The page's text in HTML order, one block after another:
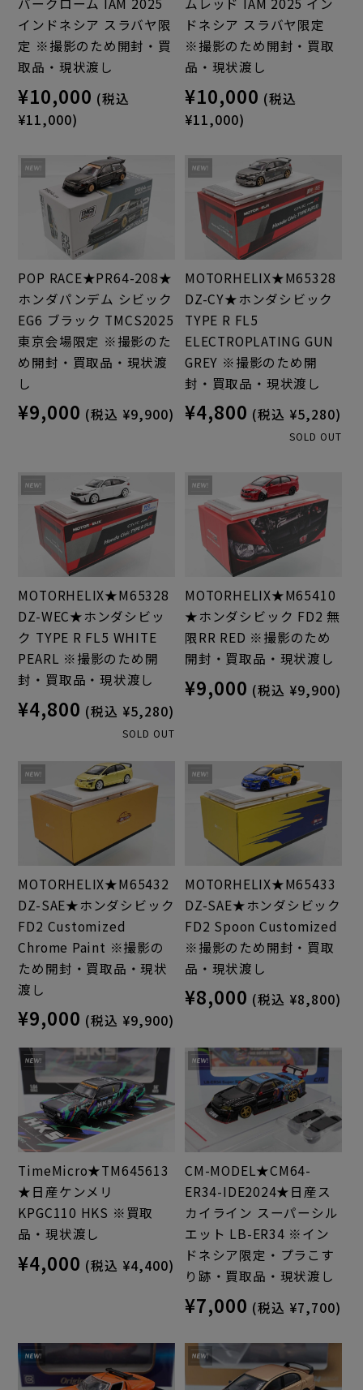
インドネシア スラバヤ限
定 ※撮影のため開封・買
取品・現状渡し
¥10,000 (税込
¥11,000)
ドネシア スラバヤ限定
※撮影のため開封・買取
品・現状渡し
¥10,000 (税込
¥11,000)
POP RACE★PR64-208★
ホンダパンデム シビック
EG6 ブラック TMCS2025
東京会場限定 ※撮影のた
め開封・買取品・現状渡
し
¥9,000 (税込 ¥9,900)
MOTORHELIX★M65328
DZ-CY★ホンダシビック
TYPE R FL5
ELECTROPLATING GUN
GREY ※撮影のため開
封・買取品・現状渡し
¥4,800 (税込 ¥5,280)
SOLD OUT
MOTORHELIX★M65328
DZ-WEC★ホンダシビッ
ク TYPE R FL5 WHITE
PEARL ※撮影のため開
封・買取品・現状渡し
¥4,800 (税込 ¥5,280)
SOLD OUT
MOTORHELIX★M65410
★ホンダシビック FD2 無
限RR RED ※撮影のため
開封・買取品・現状渡し
¥9,000 (税込 ¥9,900)
MOTORHELIX★M65432
DZ-SAE★ホンダシビック
FD2 Customized
Chrome Paint ※撮影の
ため開封・買取品・現状
渡し
¥9,000 (税込 ¥9,900)
MOTORHELIX★M65433
DZ-SAE★ホンダシビック
FD2 Spoon Customized
※撮影のため開封・買取
品・現状渡し
¥8,000 (税込 ¥8,800)
TimeMicro★TM645613
★日産ケンメリ
KPGC110 HKS ※買取
品・現状渡し
¥4,000 (税込 ¥4,400)
CM-MODEL★CM64-
ER34-IDE2024★日産ス
カイライン スーパーシル
エット LB-ER34 ※イン
ドネシア限定・プラこす
り跡・買取品・現状渡し
¥7,000 (税込 ¥7,700)